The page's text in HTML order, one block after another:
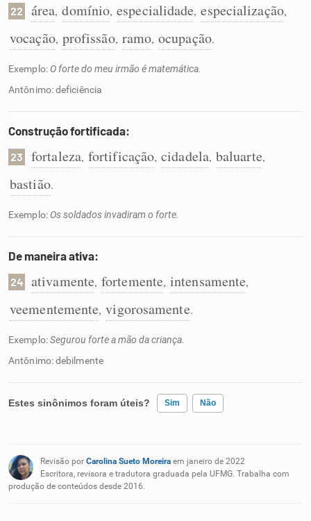
22 área, domínio, especialidade, especialização,
vocação, profissão, ramo, ocupação.
Exemplo: O forte do meu irmão é matemática.
Antônimo: deficiência
Construção fortificada:
23 fortaleza, fortificação, cidadela, baluarte,
bastião.
Exemplo: Os soldados invadiram o forte.
De maneira ativa:
24 ativamente, fortemente, intensamente,
veementemente, vigorosamente.
Exemplo:Segurou forte a mão da criança.
Antônimo: debilmente
Estes sinônimos foram úteis? Sim Não
Nenhum dos sinônimos apresentados me ajudou
Revisão por Carolina Sueto Moreira em janeiro de 2022
Escritora, revisora e tradutora graduada pela UFMG. Trabalha com
produção de conteúdos desde 2016.